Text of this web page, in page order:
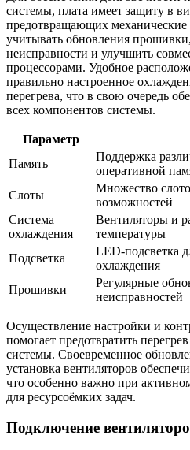
системы, плата имеет защиту в
предотвращающих
учитывать обновления
неисправности и улучшить
процессорами. Удобное
правильно настроенное
перегрева, что в свою очередь
всех компонентов системы.
Параметр
Память
Поддержка
оперативной
Слоты
Множество
возможностей
Система
охлаждения
Вентиляторы и
температуры
Подсветка
LED-подсветка
охлаждения
Прошивки
Регулярные
неисправностей
Осуществление настройки и
помогает предотвратить
системы. Своевременное
установка вентиляторов
что особенно важно при
для ресурсоёмких задач.
Подключение